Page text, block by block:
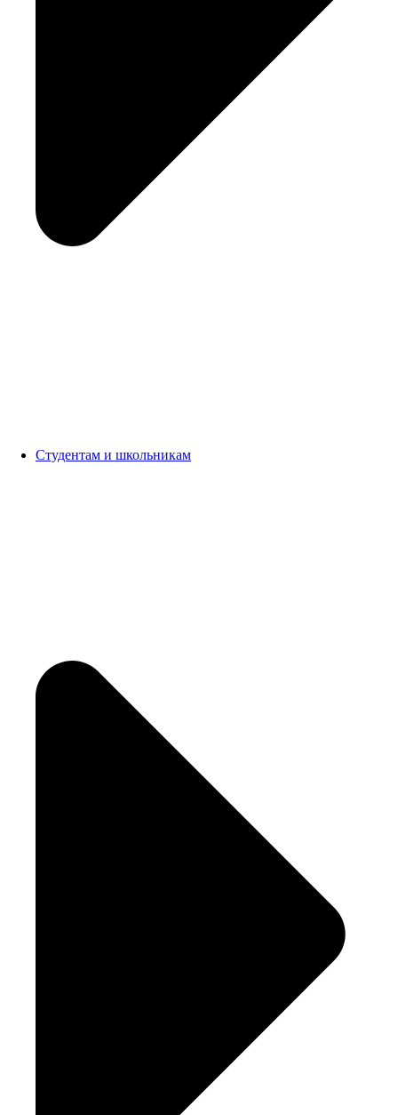
Студентам и школьникам